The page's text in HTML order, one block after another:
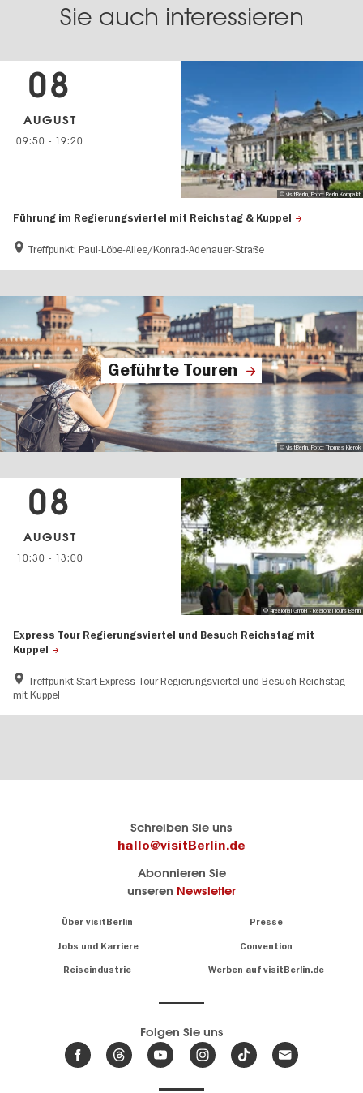
Sie auch interessieren
Führung im Regierungsviertel mit Reichstag & Kuppel
Treffpunkt: Paul-Löbe-Allee/Konrad-Adenauer-Straße
08
AUGUST
09:50 - 19:20
© visitBerlin, Foto: Berlin Kompakt
Geführte Touren
© visitBerlin, Foto: Thomas Kierok
Express Tour Regierungsviertel und Besuch Reichstag mit
Kuppel
Treffpunkt Start Express Tour Regierungsviertel und Besuch Reichstag
mit Kuppel
08
AUGUST
10:30 - 13:00
© 4regional GmbH - Regional Tours Berlin
Schreiben Sie uns
hallo@visitBerlin.de
Abonnieren Sie
unseren Newsletter
Über visitBerlin Presse
Jobs und Karriere Convention
Reiseindustrie Werben auf visitBerlin.de
sind
für Sie da.
Tickets
Wir haben den
Insidertipps
Folgen Sie uns